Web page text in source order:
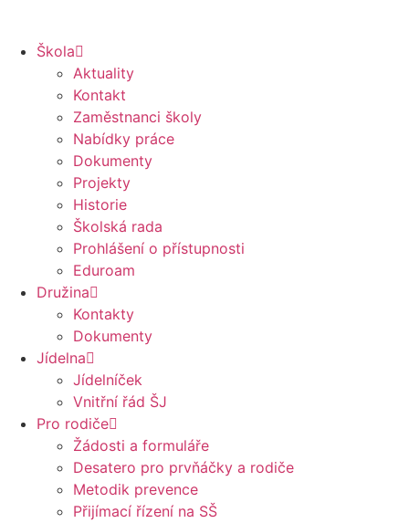
Škola
Aktuality
Kontakt
Zaměstnanci školy
Nabídky práce
Dokumenty
Projekty
Historie
Školská rada
Prohlášení o přístupnosti
Eduroam
Družina
Kontakty
Dokumenty
Jídelna
Jídelníček
Vnitřní řád ŠJ
Pro rodiče
Žádosti a formuláře
Desatero pro prvňáčky a rodiče
Metodik prevence
Přijímací řízení na SŠ